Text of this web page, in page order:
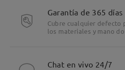
Garantía de 365 días
Cubre cualquier defecto
los materiales y mano
Chat en vivo 24/7